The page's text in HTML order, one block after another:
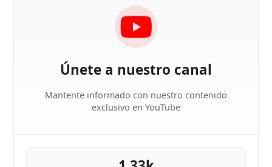
Únete a nuestro canal
Mantente informado con nuestro contenido
exclusivo en YouTube